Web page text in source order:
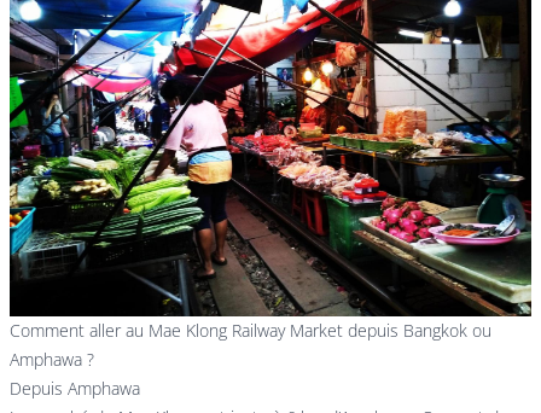
Comment aller au Mae Klong Railway Market depuis Bangkok ou
Amphawa ?
Depuis Amphawa